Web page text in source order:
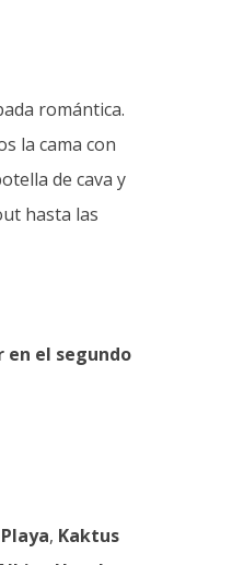
romántica.
la cama con
de cava y
hasta las
en el segundo
, Kaktus